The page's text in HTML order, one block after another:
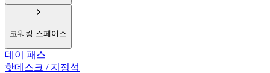
코워킹 스페이스
데이 패스
핫데스크 / 지정석